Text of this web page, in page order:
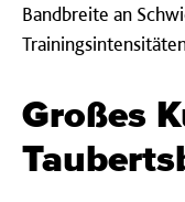
Bandbreite an
Großes